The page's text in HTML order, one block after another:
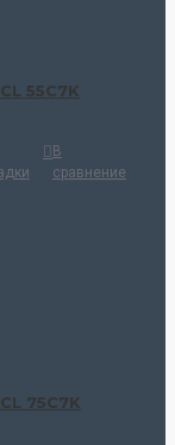
55C7K
В
сравнение
75C7K